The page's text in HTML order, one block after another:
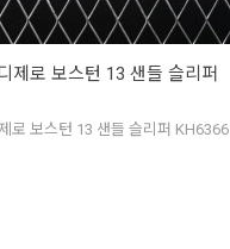
제로 보스턴 13 샌들 슬리퍼
로 보스턴 13 샌들 슬리퍼 KH6366